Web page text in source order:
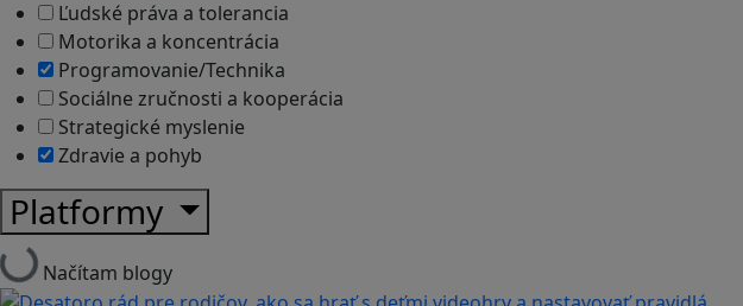
Ľudské práva a tolerancia
Motorika a koncentrácia
Programovanie/Technika
Sociálne zručnosti a kooperácia
Strategické myslenie
Zdravie a pohyb
Platformy
Načítam blogy